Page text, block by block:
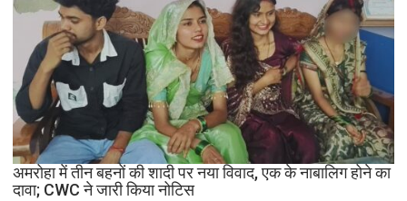
रेड,
₹25
लाख
रंगदारी
गैंग
गिरफ्तार
अमरोहा में तीन बहनों की शादी पर नया विवाद, एक के नाबालिग होने का
दावा; CWC ने जारी किया नोटिस